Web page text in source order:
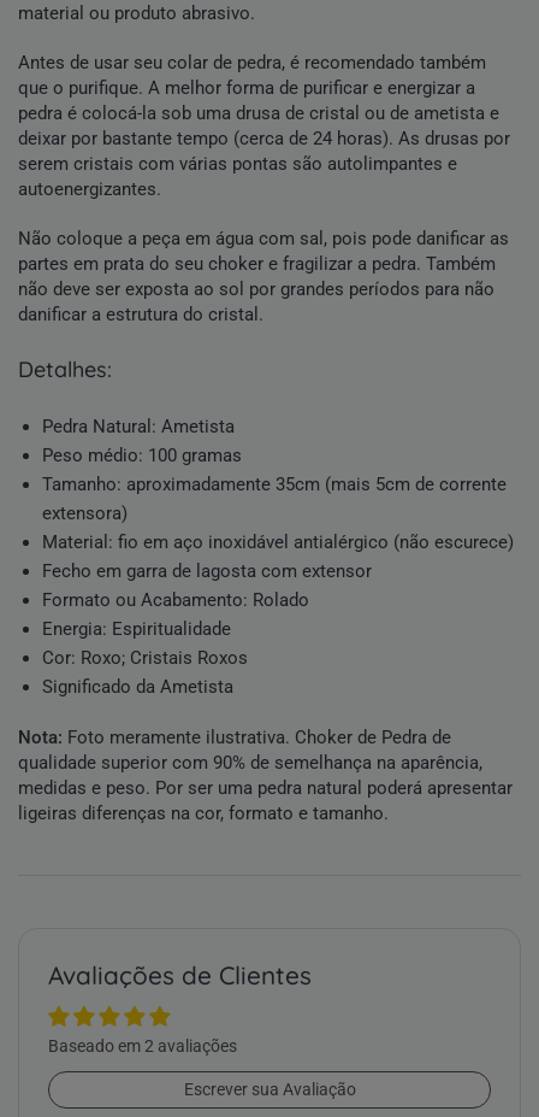
material ou produto abrasivo.
Antes de usar seu colar de pedra, é recomendado também
que o purifique. A melhor forma de purificar e energizar a
pedra é colocá-la sob uma drusa de cristal ou de ametista e
deixar por bastante tempo (cerca de 24 horas). As drusas por
serem cristais com várias pontas são autolimpantes e
autoenergizantes.
Não coloque a peça em água com sal, pois pode danificar as
partes em prata do seu choker e fragilizar a pedra. Também
não deve ser exposta ao sol por grandes períodos para não
danificar a estrutura do cristal.
detalhes:
Pedra Natural : Ametista
Peso médio: 100 gramas
Tamanho: aproximadamente 35cm (mais 5cm de corrente
extensora)
Material: fio em aço inoxidável antialérgico (não escurece)
Fecho em garra de lagosta com extensor
Formato ou Acabamento: Rolado
Energia: Espiritualidade
Cor: Roxo; Cristais Roxos
Significado da Ametista
Nota: Foto meramente ilustrativa. Choker de Pedra de
qualidade superior com 90% de semelhança na aparência,
medidas e peso. Por ser uma pedra natural poderá apresentar
ligeiras diferenças na cor, formato e tamanho.
Avaliações de Clientes
Baseado em 2 avaliações
Escrever sua Avaliação